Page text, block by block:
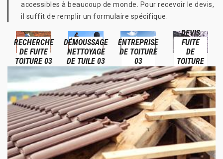
accessibles à beaucoup de monde. Pour recevoir le devis,
il suffit de remplir un formulaire spécifique.
RECHERCHE
DE FUITE
TOITURE 03
DÉMOUSSAGE
NETTOYAGE
DE TUILE 03
ENTREPRISE
DE TOITURE
03
DEVIS
FUITE
DE
TOITURE
03